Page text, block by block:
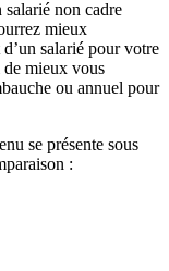
non cadre
mieux
salarié pour votre
de mieux vous
ou annuel pour
se présente sous
: